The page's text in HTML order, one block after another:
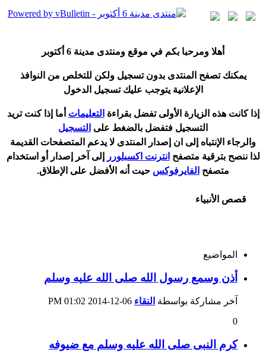
هلا ومرحبا بكم في موقع ومنتدى مدينة 6 أكتوبر
يمكنك تصفح المنتدى بدون تسجيل ولكن للتخلص من النوافذ
الإعلانية يتوجب عليك تسجيل الدخول
إذا كانت هذه الزيارة الأولى تفضل بقراءة التعليمات ما إذا كنت تريد
التسجيل فتفضل بالضغط على التسجيل
والرجاء الإنتباه إلى ان إصدار المنتدى لا يدعم المتصفحات القديمة
لذا ننصح بترقية متصفح انترنت اكسبلورر إلى آخر إصدار أو استخدام
متصفح الفايرفوكس حيت نه الأفضل على الإطلاق.
قصص الأنبياء
المواضيع
أذن وسمع رسول الله صلى الله عليه وسلم
آخر مشاركة بواسطة النقاء
01:02 PM
0
كرم النبى صلى الله عليه وسلم مع ضيوفه